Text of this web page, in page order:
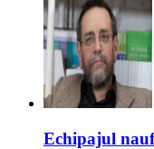
Echipajul